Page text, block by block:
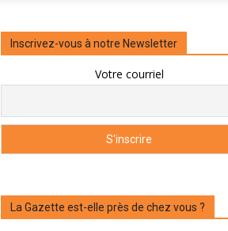
Inscrivez-vous à notre Newsletter
Votre courriel
La Gazette est-elle près de chez vous ?